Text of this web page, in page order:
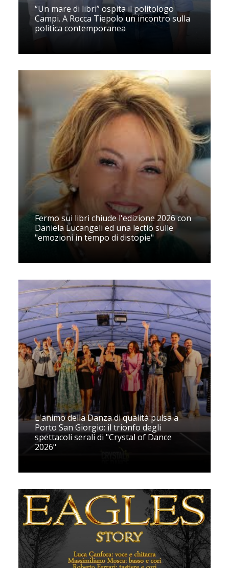
“Un mare di libri” ospita il politologo
Campi. A Rocca Tiepolo un incontro sulla
politica contemporanea
Fermo sui libri chiude l'edizione 2026 con
Daniela Lucangeli ed una lectio sulle
"emozioni in tempo di distopie"
L'animo della Danza di qualità pulsa a
Porto San Giorgio: il trionfo degli
spettacoli serali di "Crystal of Dance
2026"